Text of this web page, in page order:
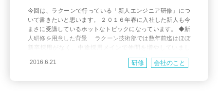
今回は、ラクーンで行っている「新人エンジニア研修」につ
いて書きたいと思います。 ２０１６年春に入社した新人も今
まさに受講しているホットなトピックになっています。 ◆新
人研修を用意した背景 ラクーン技術部では数年前迄はほぼ
新卒採用がなく、中途採用メインで仲間を増やしていまし
た。その為、ある程度の開発力や調査力が新人さん側にある
ことも多くて、教育はいきなりOJT。「分からないところは聴
2016.6.21 会社のこと
研修